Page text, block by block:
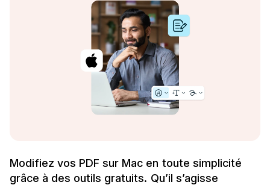
Modifiez vos PDF sur Mac en toute simplicité
grâce à des outils gratuits. Qu’il s’agisse